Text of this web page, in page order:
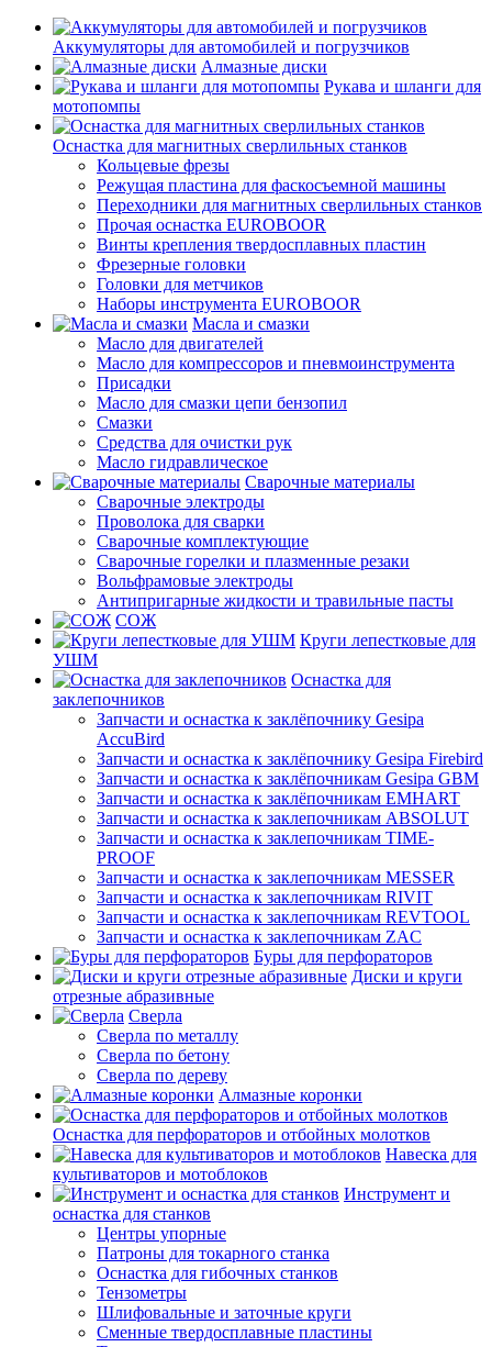
Аккумуляторы для автомобилей и погрузчиков
Алмазные диски
Рукава и шланги для
мотопомпы
Оснастка для магнитных сверлильных станков
Кольцевые фрезы
Режущая пластина для фаскосъемной машины
Переходники для магнитных сверлильных станков
Прочая оснастка EUROBOOR
Винты крепления твердосплавных пластин
Фрезерные головки
Головки для метчиков
Наборы инструмента EUROBOOR
Масла и смазки
Масло для двигателей
Масло для компрессоров и пневмоинструмента
Присадки
Масло для смазки цепи бензопил
Смазки
Средства для очистки рук
Масло гидравлическое
Сварочные материалы
Сварочные электроды
Проволока для сварки
Сварочные комплектующие
Сварочные горелки и плазменные резаки
Вольфрамовые электроды
Антипригарные жидкости и травильные пасты
СОЖ
Круги лепестковые для
УШМ
Оснастка для
заклепочников
Запчасти и оснастка к заклёпочнику Gesipa
AccuBird
Запчасти и оснастка к заклёпочнику Gesipa Firebird
Запчасти и оснастка к заклёпочникам Gesipa GBM
Запчасти и оснастка к заклёпочникам EMHART
Запчасти и оснастка к заклепочникам ABSOLUT
Запчасти и оснастка к заклепочникам TIME-
PROOF
Запчасти и оснастка к заклепочникам MESSER
Запчасти и оснастка к заклепочникам RIVIT
Запчасти и оснастка к заклепочникам REVTOOL
Запчасти и оснастка к заклепочникам ZAC
Буры для перфораторов
Диски и круги
отрезные абразивные
Сверла
Сверла по металлу
Сверла по бетону
Сверла по дереву
Алмазные коронки
Оснастка для перфораторов и отбойных молотков
Навеска для
культиваторов и мотоблоков
Инструмент и
оснастка для станков
Центры упорные
Патроны для токарного станка
Оснастка для гибочных станков
Тензометры
Шлифовальные и заточные круги
Сменные твердосплавные пластины